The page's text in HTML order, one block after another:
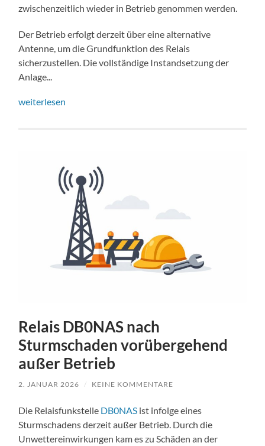
zwischenzeitlich wieder in Betrieb genommen werden.
Der Betrieb erfolgt derzeit über eine alternative
Antenne, um die Grundfunktion des Relais
sicherzustellen. Die vollständige Instandsetzung der
Anlage...
weiterlesen
Relais DB0NAS nach
Sturmschaden vorübergehend
außer Betrieb
2. JANUAR 2026 / KEINE KOMMENTARE
Die Relaisfunkstelle DB0NAS ist infolge eines
Sturmschadens derzeit außer Betrieb. Durch die
Unwettereinwirkungen kam es zu Schäden an der